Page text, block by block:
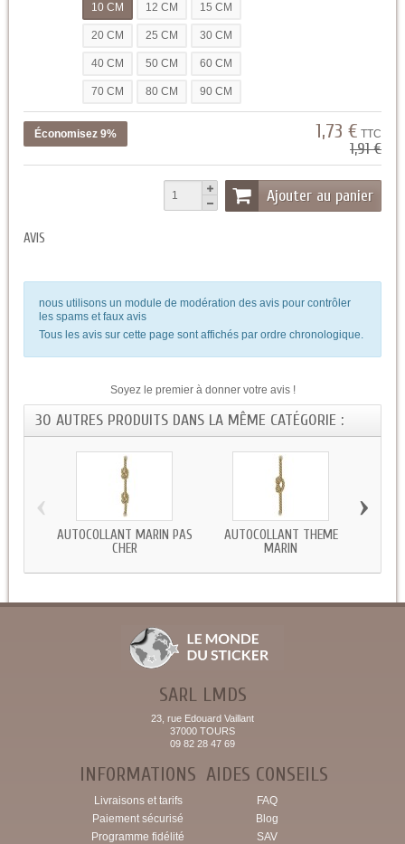
10 CM 12 CM 15 CM
20 CM 25 CM 30 CM
40 CM 50 CM 60 CM
70 CM 80 CM 90 CM
Économisez 9% 1,73 € TTC
1,91 €
Ajouter au panier
AVIS
nous utilisons un module de modération des avis pour contrôler
les spams et faux avis
Tous les avis sur cette page sont affichés par ordre chronologique.
Soyez le premier à donner votre avis !
30 AUTRES PRODUITS DANS LA MÊME CATÉGORIE :
AUTOCOLLANT MARIN PAS
CHER
AUTOCOLLANT THEME
MARIN
‹ ›
SARL LMDS
23, rue Edouard Vaillant
37000 TOURS
09 82 28 47 69
INFORMATIONS
Livraisons et tarifs
Paiement sécurisé
Programme fidélité
AIDES CONSEILS
FAQ
Blog
SAV